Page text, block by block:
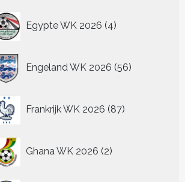
Egypte WK 2026 4
producten
Engeland WK 2026 56
producten
Frankrijk WK 2026 87
producten
Ghana WK 2026 2
producten